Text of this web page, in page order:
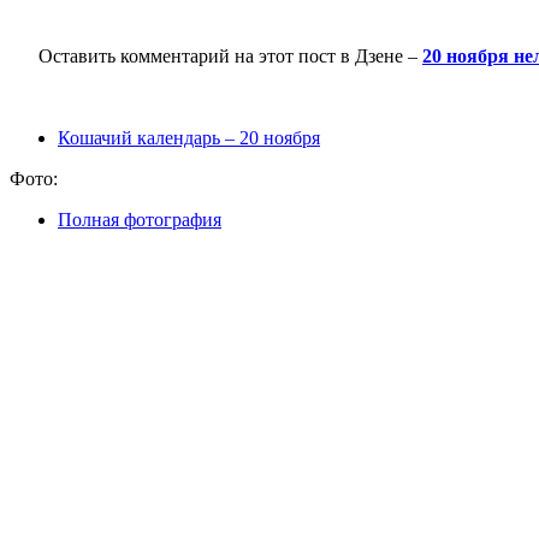
Оставить комментарий на этот пост в Дзене – 20 ноября
Кошачий календарь – 20 ноября
Фото:
Полная фотография